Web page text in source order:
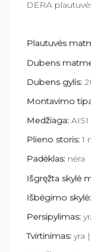
DERA
Plautuvės
Dubens
Dubens gylis:
Montavimo
Medžiaga: AISI
Plieno storis:1
Padėklas: nėra
Išgręžta skylė
Išbėgimo skylė:
Persipylimas:
Tvirtinimas: yra